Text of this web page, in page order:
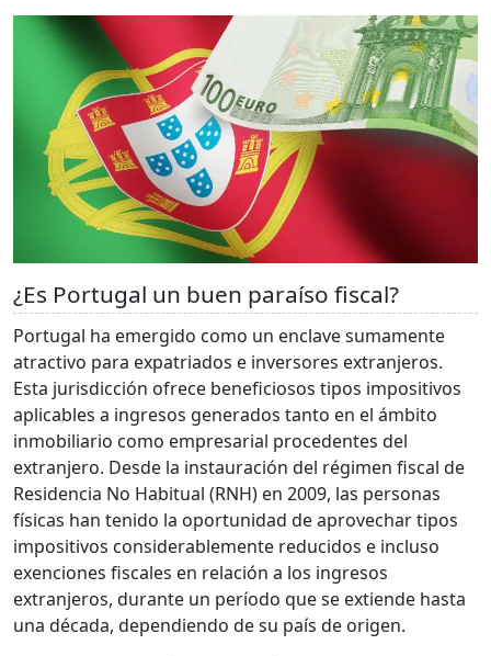
¿Es Portugal un buen paraíso fiscal?
Portugal ha emergido como un enclave sumamente
atractivo para expatriados e inversores extranjeros.
Esta jurisdicción ofrece beneficiosos tipos impositivos
aplicables a ingresos generados tanto en el ámbito
inmobiliario como empresarial procedentes del
extranjero. Desde la instauración del régimen fiscal de
Residencia No Habitual (RNH) en 2009, las personas
físicas han tenido la oportunidad de aprovechar tipos
impositivos considerablemente reducidos e incluso
exenciones fiscales en relación a los ingresos
extranjeros, durante un período que se extiende hasta
una década, dependiendo de su país de origen.